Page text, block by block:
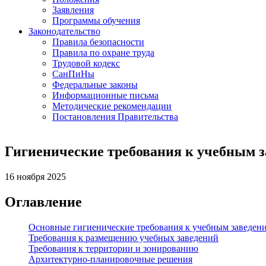
Заявления
Программы обучения
Законодательство
Правила безопасности
Правила по охране труда
Трудовой кодекс
СанПиНы
Федеральные законы
Информационные письма
Методические рекомендации
Постановления Правительства
Гигиенические требования к учебным
16 ноября 2025
Оглавление
Основные гигиенические требования к учебным
Требования к размещению учебных заведений
Требования к территории и зонированию
Архитектурно-планировочные решения